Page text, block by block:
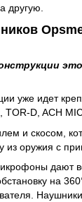
другую.
уже идет
TOR-D, ACH
и скосом,
из оружия с
дают
на